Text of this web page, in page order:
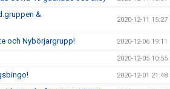
&
2020-12-11 15:27
och Nybörjargrupp! 2020-12-06 19:11
2020-12-05 10:55
2020-12-01 21:48